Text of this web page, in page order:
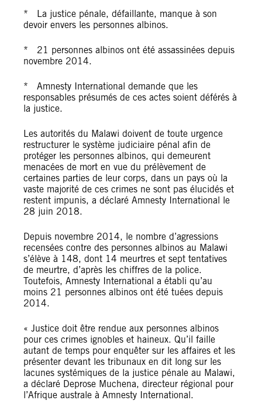
* La justice pénale, défaillante, manque à son
devoir envers les personnes albinos.
* 21 personnes albinos ont été assassinées depuis
novembre 2014.
* Amnesty International demande que les
responsables présumés de ces actes soient déférés à
la justice.
Les autorités du Malawi doivent de toute urgence
restructurer le système judiciaire pénal afin de
protéger les personnes albinos, qui demeurent
menacées de mort en vue du prélèvement de
certaines parties de leur corps, dans un pays où la
vaste majorité de ces crimes ne sont pas élucidés et
restent impunis, a déclaré Amnesty International le
28 juin 2018.
Depuis novembre 2014, le nombre d’agressions
recensées contre des personnes albinos au Malawi
s’élève à 148, dont 14 meurtres et sept tentatives
de meurtre, d’après les chiffres de la police.
Toutefois, Amnesty International a établi qu’au
moins 21 personnes albinos ont été tuées depuis
2014.
« Justice doit être rendue aux personnes albinos
pour ces crimes ignobles et haineux. Qu’il faille
autant de temps pour enquêter sur les affaires et les
présenter devant les tribunaux en dit long sur les
lacunes systémiques de la justice pénale au Malawi,
a déclaré Deprose Muchena, directeur régional pour
l’Afrique australe à Amnesty International.